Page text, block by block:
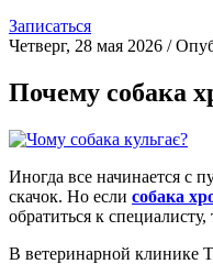
Записаться
Четверг, 28 мая 2026 /
Почему собака
Иногда все начинается с
скачок. Но если собака
обратиться к
В ветеринарной клинике